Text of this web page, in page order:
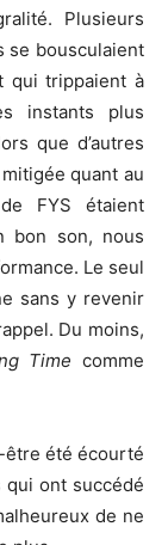
Plusieurs
se bousculaient
qui trippaient à
instants plus
que d’autres
quant au
FYS étaient
bon son, nous
Le seul
sans y revenir
Du moins,
Time comme
être été écourté
ont succédé
de ne